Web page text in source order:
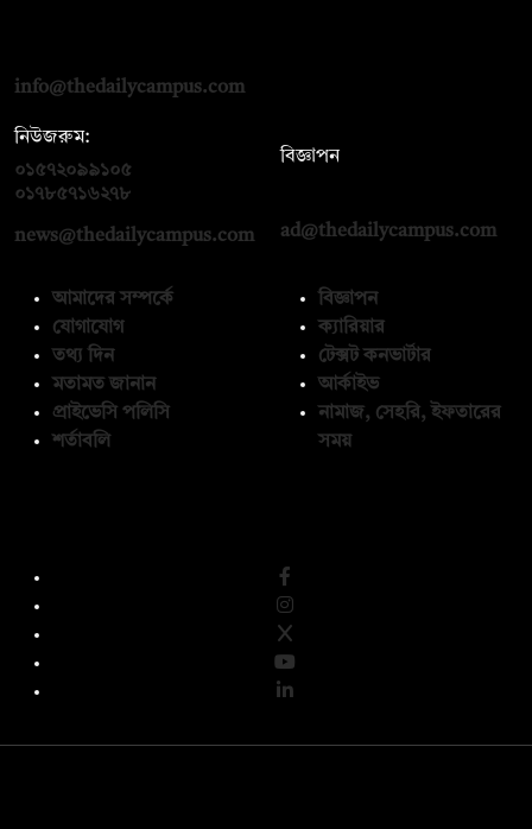
info@thedailycampus.com
নিউজরুম:
০১৫৭২০৯৯১০৫
০১৭৮৫৭১৬২৭৮
news@thedailycampus.com
বিজ্ঞাপন
ad@thedailycampus.com
আমাদের সম্পর্কে
যোগাযোগ
তথ্য দিন
মতামত জানান
প্রাইভেসি পলিসি
শর্তাবলি
বিজ্ঞাপন
ক্যারিয়ার
টেক্সট কনভার্টার
আর্কাইভ
নামাজ, সেহরি, ইফতারের
সময়